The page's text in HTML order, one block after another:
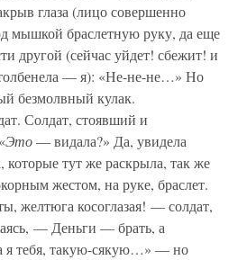
глаза (лицо совершенно
мышкой браслетную руку, да еще
другой (сейчас уйдет! сбежит! и
— я): «Не-не-не…» Но
безмолвный кулак.
Солдат, стоявший и
Это— видала?» Да, увидела
которые тут же раскрыла, так же
жестом, на руке, браслет.
желтюга косоглазая! — солдат,
— Деньги — брать, а
я тебя, такую-сякую…» — но